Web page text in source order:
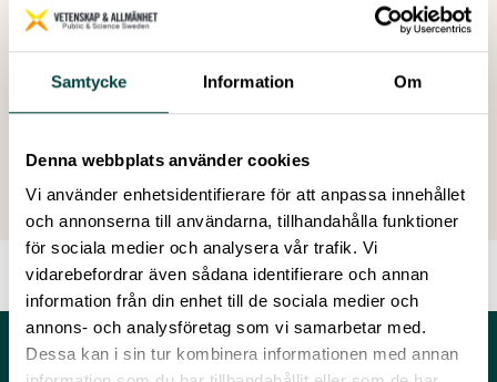
Samtycke Information Om
Denna webbplats använder cookies
Vi använder enhetsidentifierare för att anpassa innehållet
och annonserna till användarna, tillhandahålla funktioner
för sociala medier och analysera vår trafik. Vi
vidarebefordrar även sådana identifierare och annan
information från din enhet till de sociala medier och
annons- och analysföretag som vi samarbetar med.
Dessa kan i sin tur kombinera informationen med annan
bekämpningsmetoder och åtgärder.
Senast ändrad: 08 juni 2026